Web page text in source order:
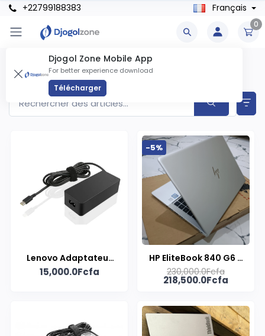
+22799188383 Français
0
Djogol Zone Mobile App
For better experience download
Télécharger
Ordinateurs Portables Produits
Articles trouvés
Lenovo Adaptateur
Secteur 65W
15,000.0Fcfa
-5%
HP EliteBook 840 G6 –
Core i7 8ᵉ Génération
230,000.0Fcfa
218,500.0Fcfa